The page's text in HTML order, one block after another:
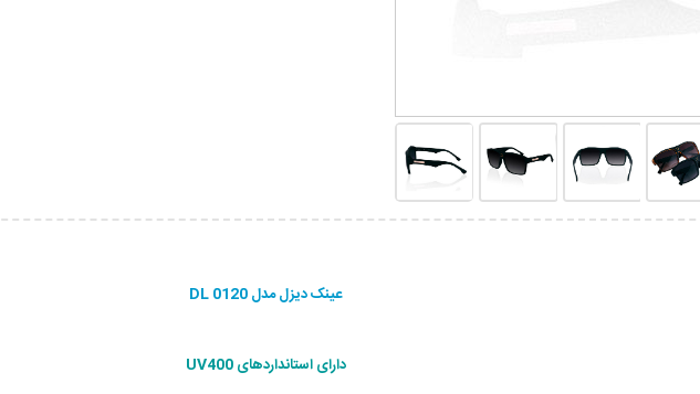
عینک دیزل مدل DL 0120
دارای استانداردهای UV400